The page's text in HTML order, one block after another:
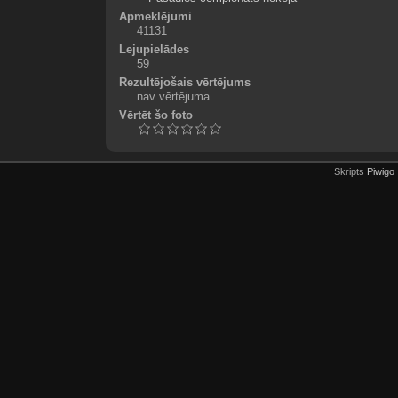
Apmeklējumi
41131
Lejupielādes
59
Rezultējošais vērtējums
nav vērtējuma
Vērtēt šo foto
Skripts Piwigo